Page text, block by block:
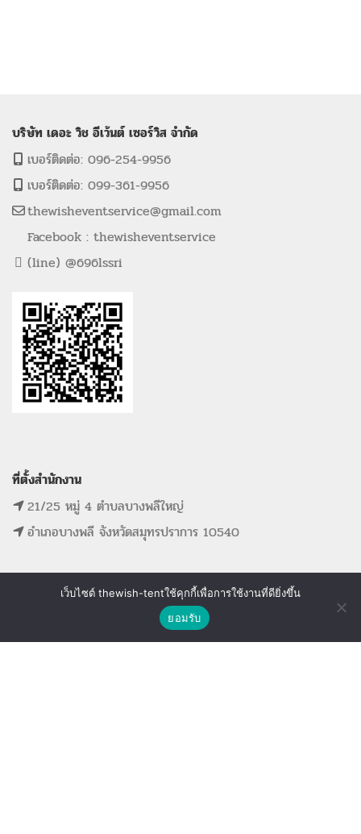
บริษัท เดอะ วิช อีเว้นต์ เซอร์วิส จำกัด
เบอร์ติดต่อ: 096-254-9956
เบอร์ติดต่อ: 099-361-9956
thewisheventservice@gmail.com
Facebook : thewisheventservice
(line) @696lssri
ที่ตั้งสำนักงาน
21/25 หมู่ 4 ตำบลบางพลีใหญ่
อำเภอบางพลี จังหวัดสมุทรปราการ 10540
หน้าแรก
SUPPORT LINK
ดูรายการที่ขอใบเสนอราคา
เว็บไซต์ thewish-tentใช้คุกกี้เพื่อการใช้งานที่ดียิ่งขึ้น
ยอมรับ
ติดต่อเรา